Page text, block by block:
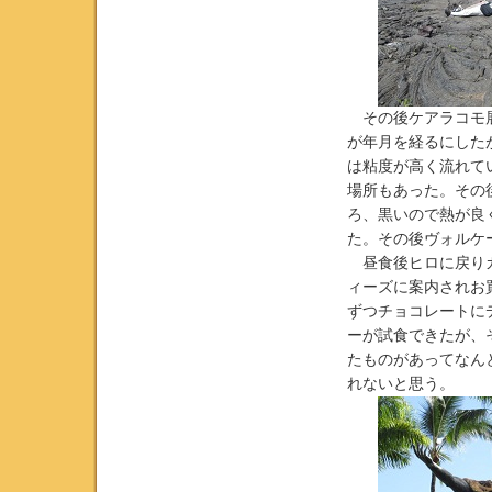
その後ケアラコモ
が年月を経るにした
は粘度が高く流れて
場所もあった。その
ろ、黒いので熱が良
た。その後ヴォルケ
昼食後ヒロに戻り
ィーズに案内され
ずつチョコレートに
ーが試食できたが、
たものがあってなん
れないと思う。